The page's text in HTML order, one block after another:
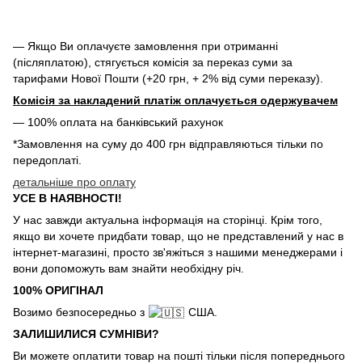
— Якщо Ви оплачуєте замовлення при отриманні
(післяплатою), стягується комісія за переказ суми за
тарифами Нової Пошти (+20 грн, + 2% від суми переказу).
Комісія за накладений платіж оплачується одержувачем
— 100% оплата на банківський рахунок
*Замовлення на суму до 400 грн відправляються тільки по
передоплаті.
детальніше про оплату
УСЕ В НАЯВНОСТІ!
У нас завжди актуальна інформація на сторінці. Крім того,
якщо ви хочете придбати товар, що не представлений у нас в
інтернет-магазині, просто зв'яжіться з нашими менеджерами і
вони допоможуть вам знайти необхідну річ.
100% ОРИГІНАЛ
Возимо безпосередньо з
США.
ЗАЛИШИЛИСЯ СУМНІВИ?
Ви можете оплатити товар на пошті тільки після попереднього